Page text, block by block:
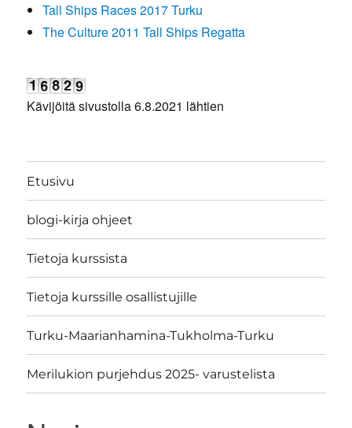
Tall Ships Races 2017 Turku
The Culture 2011 Tall Ships Regatta
Kävijöitä sivustolla 6.8.2021 lähtien
Etusivu
blogi-kirja ohjeet
Tietoja kurssista
Tietoja kurssille osallistujille
Turku-Maarianhamina-Tukholma-Turku
Merilukion purjehdus 2025- varustelista